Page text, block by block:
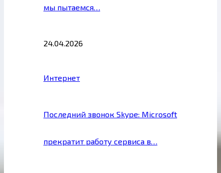
мы пытаемся…
24.04.2026
Интернет
Последний звонок Skype: Microsoft
прекратит работу сервиса в…